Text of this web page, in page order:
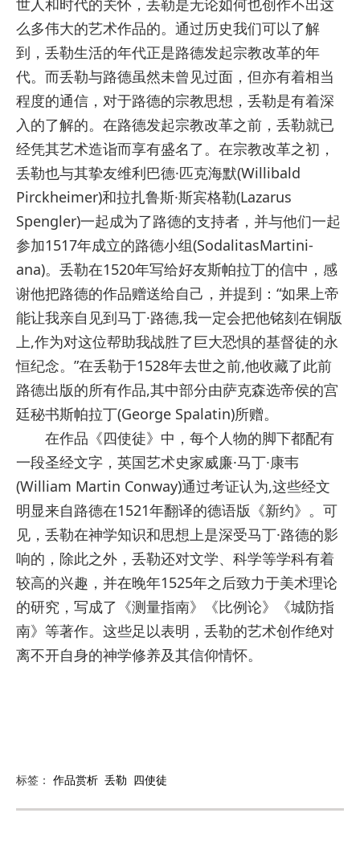
世人和时代的关怀，丢勒是无论如何也创作不出这
么多伟大的艺术作品的。通过历史我们可以了解
到，丢勒生活的年代正是路德发起宗教改革的年
代。而丢勒与路德虽然未曾见过面，但亦有着相当
程度的通信，对于路德的宗教思想，丢勒是有着深
入的了解的。在路德发起宗教改革之前，丢勒就已
经凭其艺术造诣而享有盛名了。在宗教改革之初，
丢勒也与其挚友维利巴德·匹克海默(Willibald
Pirckheimer)和拉扎鲁斯·斯宾格勒(Lazarus
Spengler)一起成为了路德的支持者，并与他们一起
参加1517年成立的路德小组(SodalitasMartini-
ana)。丢勒在1520年写给好友斯帕拉丁的信中，感
谢他把路德的作品赠送给自己，并提到：“如果上帝
能让我亲自见到马丁·路德,我一定会把他铭刻在铜版
上,作为对这位帮助我战胜了巨大恐惧的基督徒的永
恒纪念。”在丢勒于1528年去世之前,他收藏了此前
路德出版的所有作品,其中部分由萨克森选帝侯的宫
廷秘书斯帕拉丁(George Spalatin)所赠。
在作品《四使徒》中，每个人物的脚下都配有
一段圣经文字，英国艺术史家威廉·马丁·康韦
(William Martin Conway)通过考证认为,这些经文
明显来自路德在1521年翻译的德语版《新约》。可
见，丢勒在神学知识和思想上是深受马丁·路德的影
响的，除此之外，丢勒还对文学、科学等学科有着
较高的兴趣，并在晚年1525年之后致力于美术理论
的研究，写成了《测量指南》《比例论》《城防指
南》等著作。这些足以表明，丢勒的艺术创作绝对
离不开自身的神学修养及其信仰情怀。
标签： 作品赏析 丢勒 四使徒